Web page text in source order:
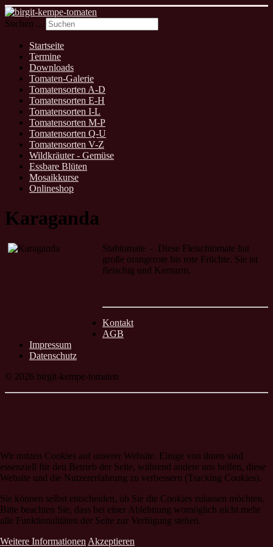
Suchen ...
Startseite
Termine
Downloads
Tomaten-Galerie
Tomatensorten A-D
Tomatensorten E-H
Tomatensorten I-L
Tomatensorten M-P
Tomatensorten Q-U
Tomatensorten V-Z
Wildkräuter - Gemüse
Essbare Blüten
Mosaikkurse
Onlineshop
Karaganda
Stabtomate - Diese Fleischtomate hat
große orangerote bis rote Früchte. Sie ist
fleischig und Kernarm.
Kontakt
AGB
Impressum
Datenschutz
© 2026 birgit-kempe-tomaten
Wir nutzen Cookies auf unserer Website. Einige von ihnen sind
essenziell für den Betrieb der Seite, während andere uns helfen, diese
Website und die Nutzererfahrung zu verbessern (Tracking Cookies).
Sie können selbst entscheiden, ob Sie die Cookies zulassen möchten.
Bitte beachten Sie, dass bei einer Ablehnung womöglich nicht mehr
alle Funktionalitäten der Seite zur Verfügung stehen.
Weitere Informationen Akzeptieren